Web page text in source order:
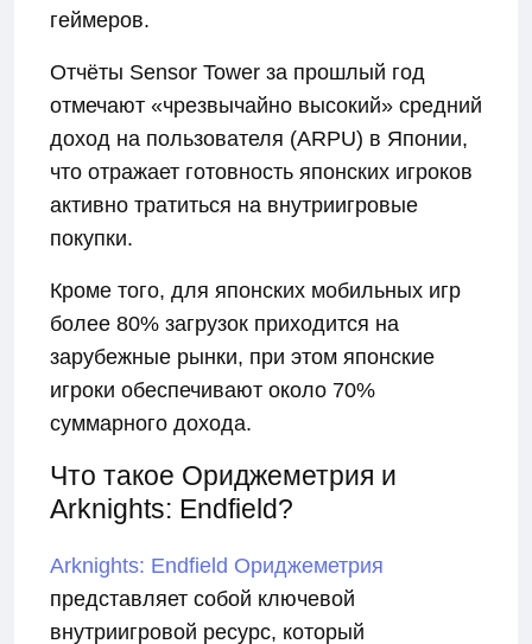
геймеров.
Отчёты Sensor Tower за прошлый год
отмечают «чрезвычайно высокий» средний
доход на пользователя (ARPU) в Японии,
что отражает готовность японских игроков
активно тратиться на внутриигровые
покупки.
Кроме того, для японских мобильных игр
более 80% загрузок приходится на
зарубежные рынки, при этом японские
игроки обеспечивают около 70%
суммарного дохода.
Что такое Ориджеметрия и
Arknights: Endfield?
Arknights: Endfield Ориджеметрия
представляет собой ключевой
внутриигровой ресурс, который